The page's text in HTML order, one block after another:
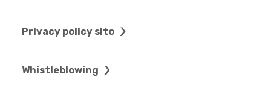
Privacy policy sito
Whistleblowing